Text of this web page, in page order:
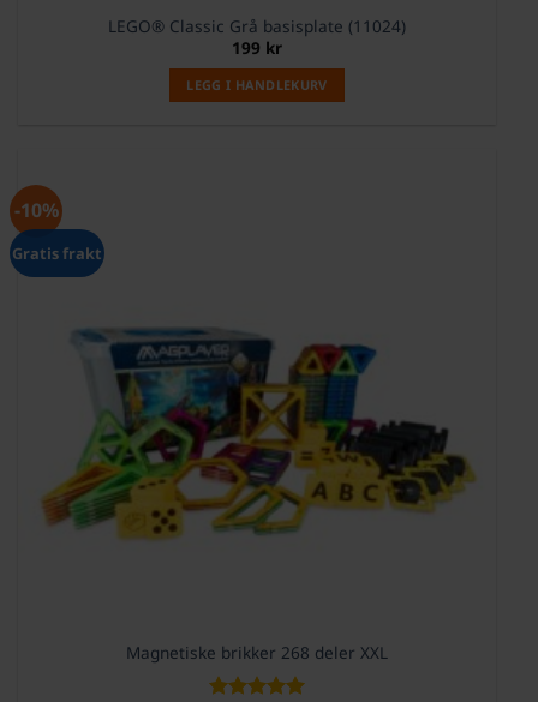
LEGO® Classic Grå basisplate (11024)
199 kr
LEGG I HANDLEKURV
-10%
Gratis frakt
Magnetiske brikker 268 deler XXL